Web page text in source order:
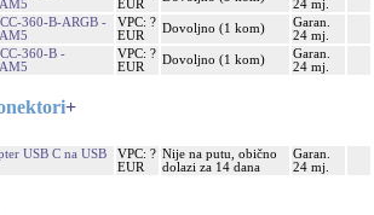
EUR
24 mj.
360-B-ARGB -
VPC: ?
EUR
Dovoljno (1 kom)
Garan.
24 mj.
360-B -
VPC: ?
EUR
Dovoljno (1 kom)
Garan.
24 mj.
+
USB C na USB
VPC: ?
EUR
Nije na putu, obično
dolazi za 14 dana
Garan.
24 mj.